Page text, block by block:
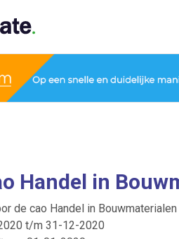
Handel in
de cao Handel in
t/m 31-12-2020